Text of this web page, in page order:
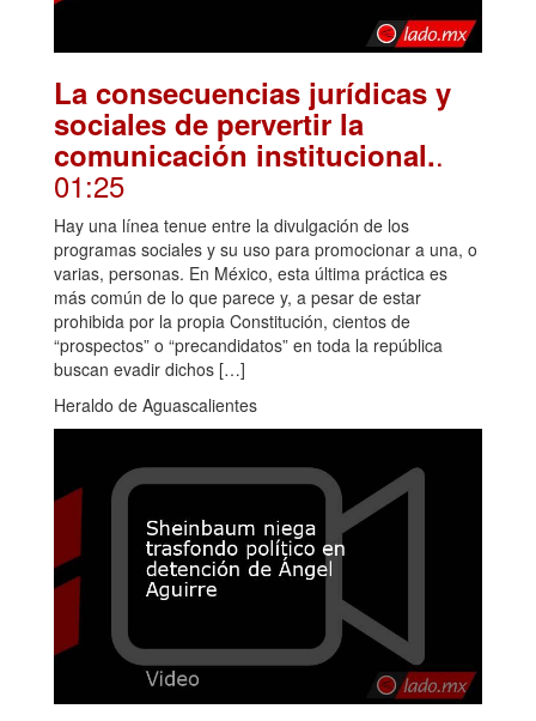
La consecuencias jurídicas y
sociales de pervertir la
comunicación institucional..
01:25
Hay una línea tenue entre la divulgación de los
programas sociales y su uso para promocionar a una, o
varias, personas. En México, esta última práctica es
más común de lo que parece y, a pesar de estar
prohibida por la propia Constitución, cientos de
“prospectos” o “precandidatos” en toda la república
buscan evadir dichos […]
Heraldo de Aguascalientes